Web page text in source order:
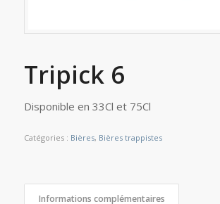
Tripick 6
Disponible en 33Cl et 75Cl
Catégories : Bières, Bières trappistes
Informations complémentaires